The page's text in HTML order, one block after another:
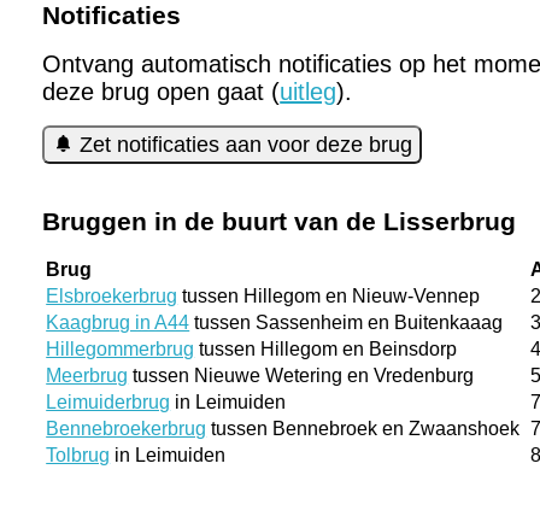
Notificaties
Ontvang automatisch notificaties op het
deze brug open gaat (uitleg).
Zet notificaties aan voor deze brug
Bruggen in de buurt van de Lisserbrug
Brug
Elsbroekerbrug tussen Hillegom en Nieuw-Vennep
Kaagbrug in A44 tussen Sassenheim en Buitenkaaag
Hillegommerbrug tussen Hillegom en Beinsdorp
Meerbrug tussen Nieuwe Wetering en Vredenburg
Leimuiderbrug in Leimuiden
Bennebroekerbrug tussen Bennebroek en Zwaanshoek
Tolbrug in Leimuiden